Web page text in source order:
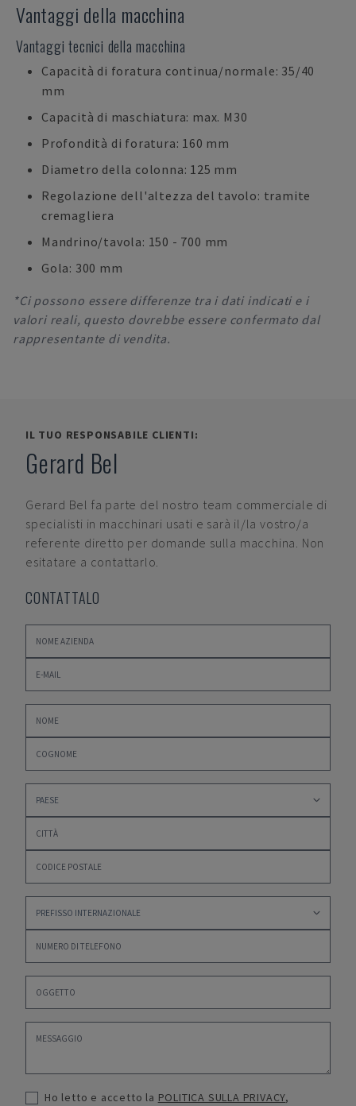
Vantaggi della macchina
Vantaggi tecnici della macchina
Capacità di foratura continua/normale: 35/40
mm
Capacità di maschiatura: max. M30
Profondità di foratura: 160 mm
Diametro della colonna: 125 mm
Regolazione dell'altezza del tavolo: tramite
cremagliera
Mandrino/tavola: 150 - 700 mm
Gola: 300 mm
*Ci possono essere differenze tra i dati indicati e i
valori reali, questo dovrebbe essere confermato dal
rappresentante di vendita.
IL TUO RESPONSABILE CLIENTI:
Gerard Bel
Gerard Bel fa parte del nostro team commerciale di
specialisti in macchinari usati e sarà il/la vostro/a
referente diretto per domande sulla macchina. Non
esitatare a contattarlo.
CONTATTALO
Ho letto e accetto la POLITICA SULLA PRIVACY,